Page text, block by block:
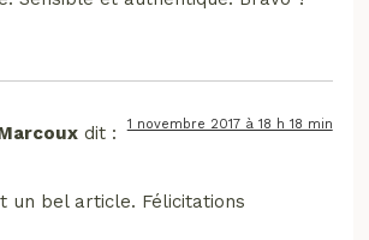
dit : 1 novembre 2017 à 18 h 18 min
un bel article. Félicitations